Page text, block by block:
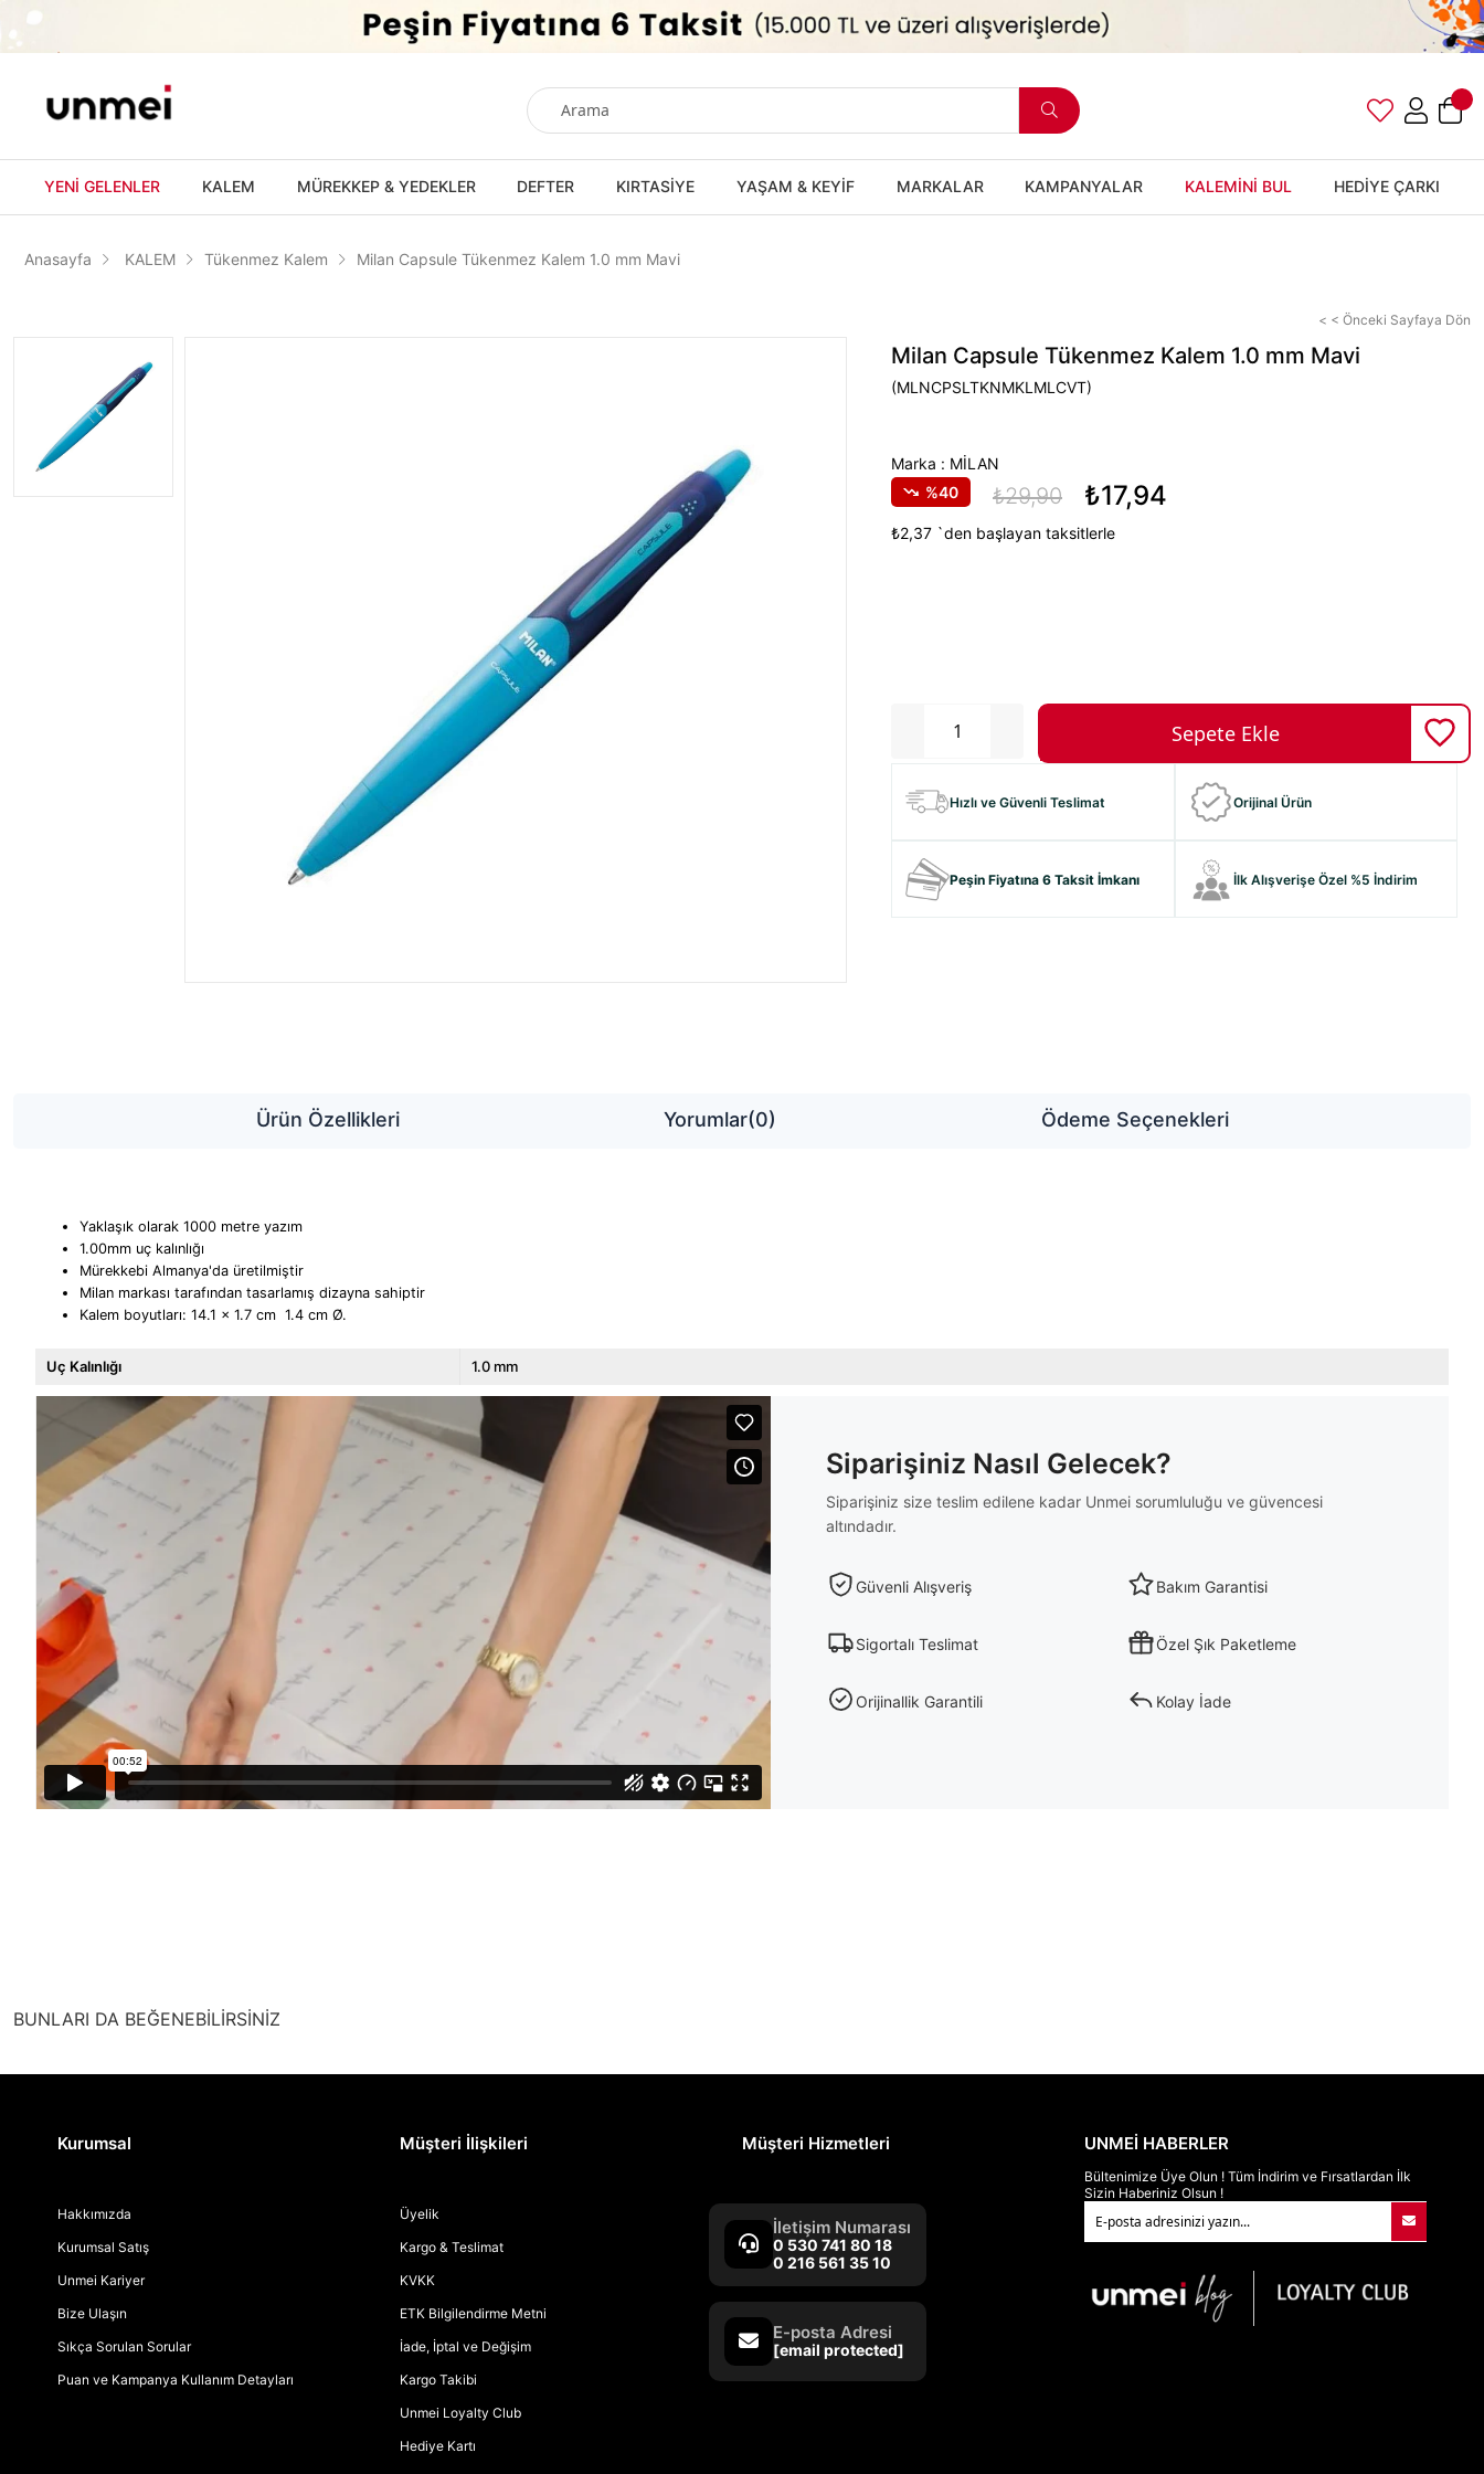
YENİ GELENLER KALEM MÜREKKEP & YEDEKLER DEFTER KIRTASİYE YAŞAM & KEYİF MARKALAR KAMPANYALAR KALEMİNİ BUL HEDİYE ÇARKI
Anasayfa KALEM Tükenmez Kalem Milan Capsule Tükenmez Kalem 1.0 mm Mavi
< < Önceki Sayfaya Dön
Milan Capsule Tükenmez Kalem 1.0 mm Mavi
(MLNCPSLTKNMKLMLCVT)
Marka : MİLAN
40
₺29,90 ₺17,94
₺2,37 `den başlayan taksitlerle
Hızlı ve Güvenli Teslimat Orijinal Ürün
Peşin Fiyatına 6 Taksit İmkanı İlk Alışverişe Özel %5 İndirim
Ürün Özellikleri Yorumlar(0) Ödeme Seçenekleri
Yaklaşık olarak 1000 metre yazım
1.00mm uç kalınlığı
Mürekkebi Almanya'da üretilmiştir
Milan markası tarafından tasarlamış dizayna sahiptir
Kalem boyutları: 14.1 x 1.7 cm 1.4 cm Ø.
Uç Kalınlığı 1.0 mm
Siparişiniz Nasıl Gelecek?
Siparişiniz size teslim edilene kadar Unmei sorumluluğu ve güvencesi
altındadır.
Güvenli Alışveriş Bakım Garantisi
Sigortalı Teslimat Özel Şık Paketleme
Orijinallik Garantili Kolay İade
BUNLARI DA BEĞENEBİLİRSİNİZ
Kurumsal
Hakkımızda
Kurumsal Satış
Unmei Kariyer
Bize Ulaşın
Sıkça Sorulan Sorular
Puan ve Kampanya Kullanım Detayları
Müşteri İlişkileri
Üyelik
Kargo & Teslimat
KVKK
ETK Bilgilendirme Metni
İade, İptal ve Değişim
Kargo Takibi
Unmei Loyalty Club
Hediye Kartı
Müşteri Hizmetleri
İletişim Numarası
0 530 741 80 18
0 216 561 35 10
E-posta Adresi
[email protected]
UNMEİ HABERLER
Bültenimize Üye Olun ! Tüm İndirim ve Fırsatlardan İlk
Sizin Haberiniz Olsun !